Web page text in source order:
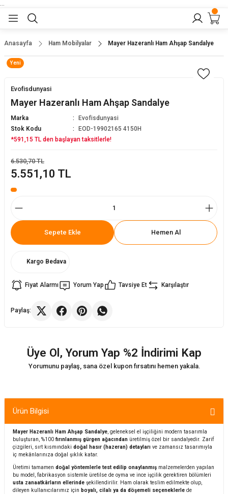
Sandalye
Sandalyesi
Anasayfa Ham Mobilyalar Mayer Hazeranlı Ham Ahşap Sandalye
Yeni
Evofisdunyasi
Mayer Hazeranlı Ham Ahşap Sandalye
Marka
Evofisdunyasi
Stok Kodu
EOD-19902165 4150H
*591,15 TL den başlayan taksitlerle!
5.551,10 TL
6.530,70 TL
Sepete Ekle Hemen Al
Kargo Bedava
Fiyat Alarmı Yorum Yap Tavsiye Et Karşılaştır
Paylaş:
Üye Ol, Yorum Yap %2 İndirimi Kap
Yorumunu paylaş, sana özel kupon fırsatını hemen yakala.
Ürün Bilgisi
Mayer Hazeranlı Ham Ahşap Sandalye , geleneksel el işçiliğini modern tasarımla
buluşturan, %100fırınlanmış gürgen ağacından üretilmiş özel bir sandalyedir. Zarif
çizgileri, sırt kısmındaki doğal hasır (hazeran) detayları ve zamansız tasarımıyla
iç mekânlarınıza doğal şıklık katar.
Üretimi tamamen doğal yöntemlerle test edilip onaylanmış malzemelerden yapılan
bu model, fabrikasyon sistemle üretilse de oyma ve ince işçilik gerektiren bölümleri
usta zanaatkârların ellerinde şekillendirilir. Ham olarak teslim edilmekte olup,
dileyen kullanıcılarımız için boyalı, cilalı ya da döşemeli seçeneklerle de